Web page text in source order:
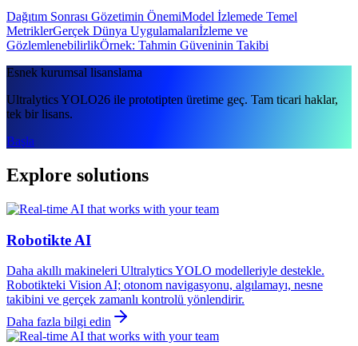
Dağıtım Sonrası Gözetimin ÖnemiModel İzlemede Temel
MetriklerGerçek Dünya Uygulamalarıİzleme ve
GözlemlenebilirlikÖrnek: Tahmin Güveninin Takibi
Esnek kurumsal lisanslama
Ultralytics YOLO26 ile prototipten üretime geç. Tam ticari haklar,
tek bir lisans.
Başla
Explore solutions
Robotikte AI
Daha akıllı makineleri Ultralytics YOLO modelleriyle destekle.
Robotikteki Vision AI; otonom navigasyonu, algılamayı, nesne
takibini ve gerçek zamanlı kontrolü yönlendirir.
Daha fazla bilgi edin